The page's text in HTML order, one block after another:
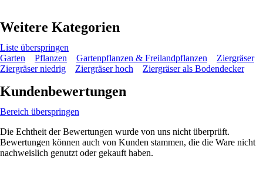
Weitere Kategorien
Liste überspringen
Garten
Pflanzen Gartenpflanzen & Freilandpflanzen
Ziergräser
Ziergräser niedrig
Ziergräser hoch Ziergräser als Bodendecker
Kundenbewertungen
Bereich überspringen
Die Echtheit der Bewertungen wurde von uns nicht überprüft.
Bewertungen können auch von Kunden stammen, die die Ware nicht
nachweislich genutzt oder gekauft haben.